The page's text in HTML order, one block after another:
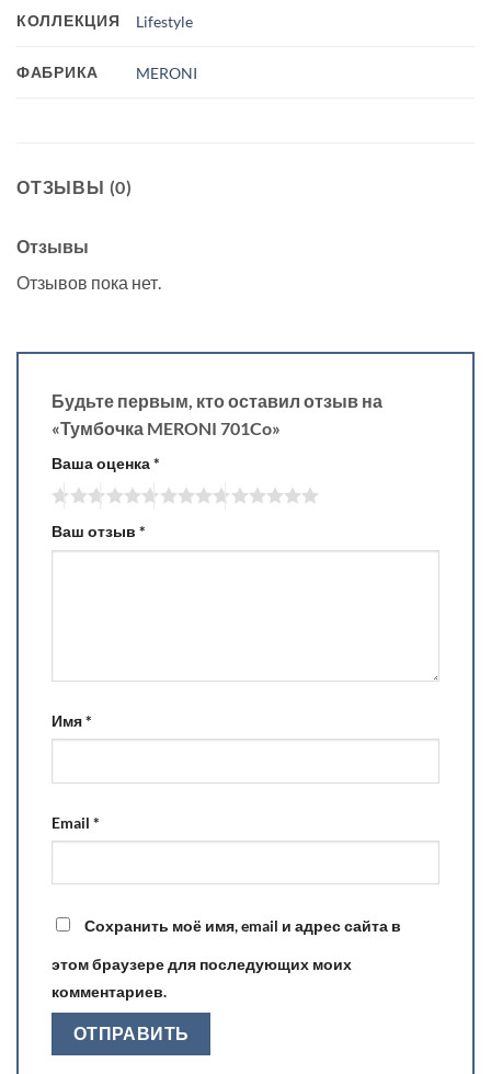
КОЛЛЕКЦИЯ Lifestyle
ФАБРИКА MERONI
ОТЗЫВЫ (0)
Отзывы
Отзывов пока нет.
Будьте первым, кто оставил отзыв на
«Тумбочка MERONI 701Co»
Ваша оценка*
Ваш отзыв *
Имя*
Email *
Сохранить моё имя, email и адрес сайта в
этом браузере для последующих моих
комментариев.